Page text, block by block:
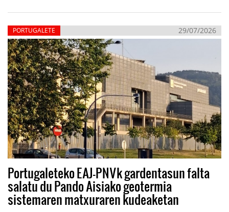
PORTUGALETE 29/07/2026
Portugaleteko EAJ-PNVk gardentasun falta
salatu du Pando Aisiako geotermia
sistemaren matxuraren kudeaketan